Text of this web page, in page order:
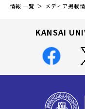
情報 一覧
メディア掲載
KANSAI